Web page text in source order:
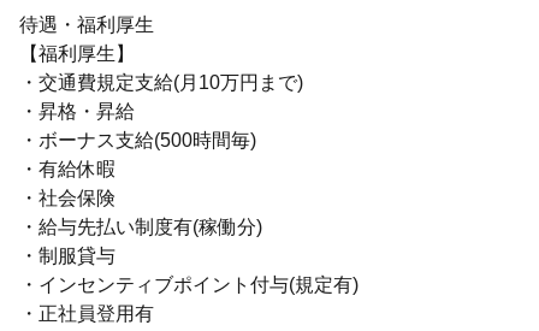
待遇・福利厚生
【福利厚生】
・交通費規定支給(月10万円まで)
・昇格・昇給
・ボーナス支給(500時間毎)
・有給休暇
・社会保険
・給与先払い制度有(稼働分)
・制服貸与
・インセンティブポイント付与(規定有)
・正社員登用有